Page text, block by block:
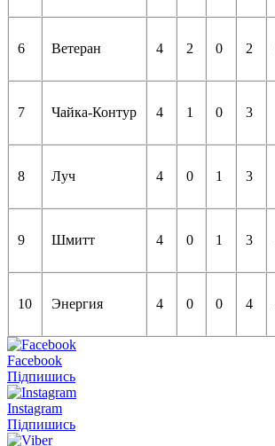
6 Ветеран 4 2 0 2
7 Чайка-Контур 4 1 0 3
8 Луч 4 0 1 3
9 Шмитт 4 0 1 3
10 Энергия 4 0 0 4
Facebook
Підпишись
Instagram
Підпишись